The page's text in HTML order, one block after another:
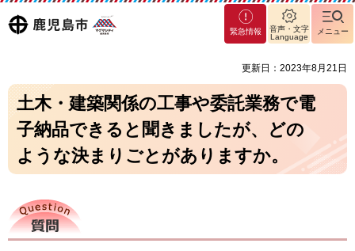
鹿児島
マグ
マシ
緊急情報
音声・文字
Language
メニュー
更新日：2023年8月21日
土木・建築関係の工事や委託業務で電
子納品できると聞きましたが、どの
ような決まりごとがありますか。
質問